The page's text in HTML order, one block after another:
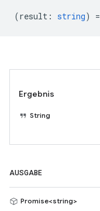
(result : string)
Ergebnis
String
AUSGABE
Promise<string>